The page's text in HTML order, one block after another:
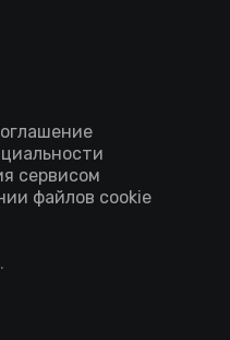
сервисом
файлов cookie